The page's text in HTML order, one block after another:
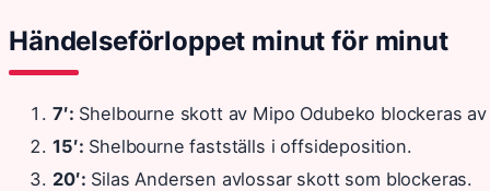
Händelseförloppet minut för minut
7′: Shelbourne skott av Mipo Odubeko blockeras
15′: Shelbourne fastställs i offsideposition.
20′: Silas Andersen avlossar skott som blockeras.